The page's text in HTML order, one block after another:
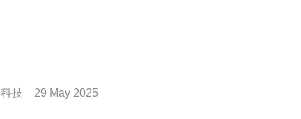
科技 29 May 2025